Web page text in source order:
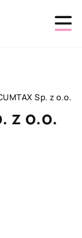
Sp. z o.o.
z o.o.